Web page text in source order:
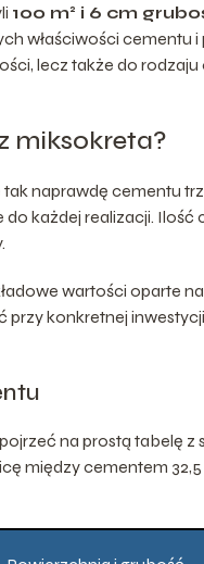
100 m² i 6 cm
właściwości
lecz także do
miksokreta?
naprawdę cementu
do każdej realizacji.
wartości oparte
przy konkretnej
na prostą tabelę
między cementem